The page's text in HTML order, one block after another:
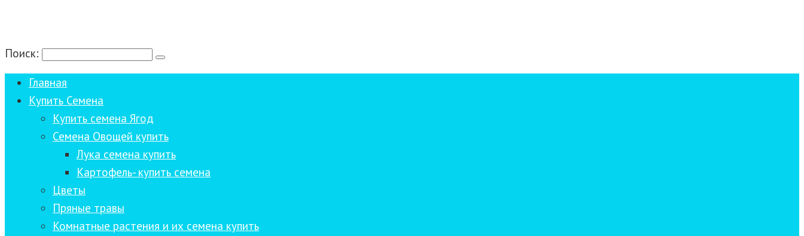
Поиск:
Главная
Купить Семена
Купить семена Ягод
Семена Овощей купить
Лука семена купить
Картофель- купить семена
Цветы
Пряные травы
Комнатные растения и их семена купить